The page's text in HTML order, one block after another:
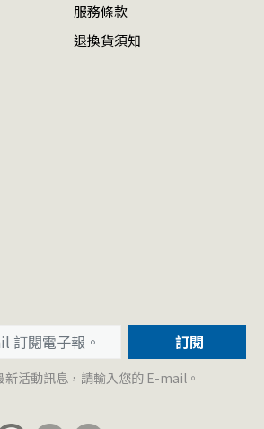
服務條款
退換貨須知
訂閱
活動訊息，請輸入您的 E-mail。